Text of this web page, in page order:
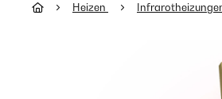
Heizen